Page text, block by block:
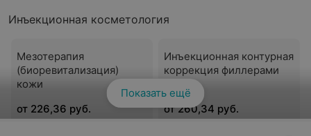
Инъекционная косметология
Мезотерапия
(биоревитализация)
кожи
от 226,36 руб.
Инъекционная контурная
коррекция филлерами
от 260,34 руб.
Показать ещё